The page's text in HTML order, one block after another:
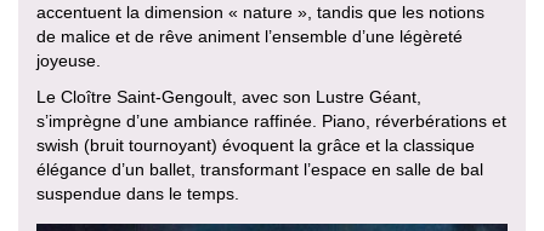
accentuent la dimension « nature », tandis que les notions
de malice et de rêve animent l’ensemble d’une légèreté
joyeuse.
Le Cloître Saint-Gengoult, avec son Lustre Géant,
s’imprègne d’une ambiance raffinée. Piano, réverbérations et
swish (bruit tournoyant) évoquent la grâce et la classique
élégance d’un ballet, transformant l’espace en salle de bal
suspendue dans le temps.